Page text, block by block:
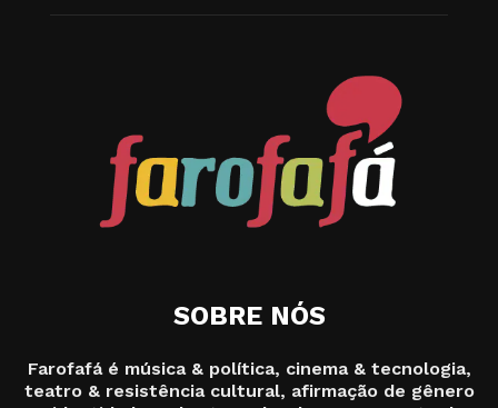
SOBRE NÓS
Farofafá é música & política, cinema & tecnologia,
teatro & resistência cultural, afirmação de gênero